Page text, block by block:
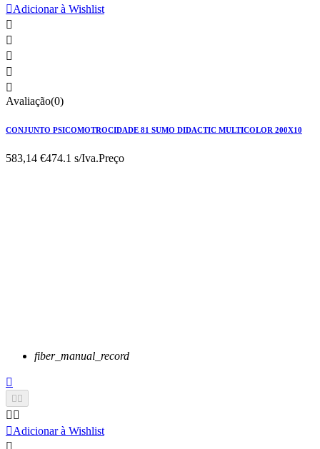
Adicionar à Wishlist





Avaliação(0)
CONJUNTO PSICOMOTROCIDADE 81 SUMO DIDACTIC MULTICOLOR 200X10
583,14 €474.1 s/Iva.Preço
fiber_manual_record

 
 
Adicionar à Wishlist
